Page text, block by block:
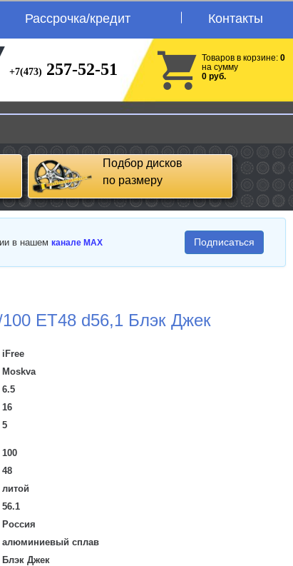
Рассрочка/кредит Контакты
+7(473) 257-52-51
Товаров в корзине: 0
на сумму
0 руб.
Подбор дисков
по размеру
в нашем канале MAX Подписаться
ET48 d56,1 Блэк Джек
iFree
Moskva
6.5
16
5
100
48
литой
56.1
Россия
алюминиевый сплав
Блэк Джек